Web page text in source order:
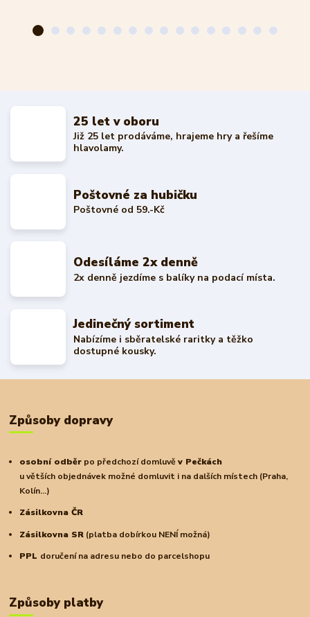
25 let v oboru
Již 25 let prodáváme, hrajeme hry a řešíme
hlavolamy.
Poštovné za hubičku
Poštovné od 59.-Kč
Odesíláme 2x denně
2x denně jezdíme s balíky na podací místa.
Jedinečný sortiment
Nabízíme i sběratelské raritky a těžko
dostupné kousky.
Způsoby dopravy
osobní odběr po předchozí domluvěv Pečkách
u větších objednávek možné domluvit i na dalších místech (Praha,
Kolín...)
Zásilkovna ČR
Zásilkovna SR (platba dobírkou NENÍ možná)
PPL doručení na adresu nebo do parcelshopu
Způsoby platby